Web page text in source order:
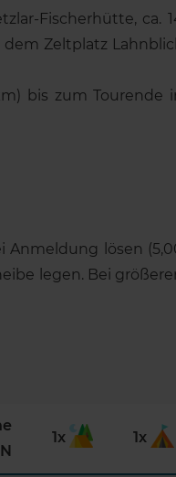
Fischerhütte, ca.
Zeltplatz
bis zum Tourende
Anmeldung lösen
legen. Bei
1x 1x